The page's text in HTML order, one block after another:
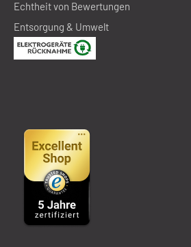
Echtheit von Bewertungen
Entsorgung & Umwelt